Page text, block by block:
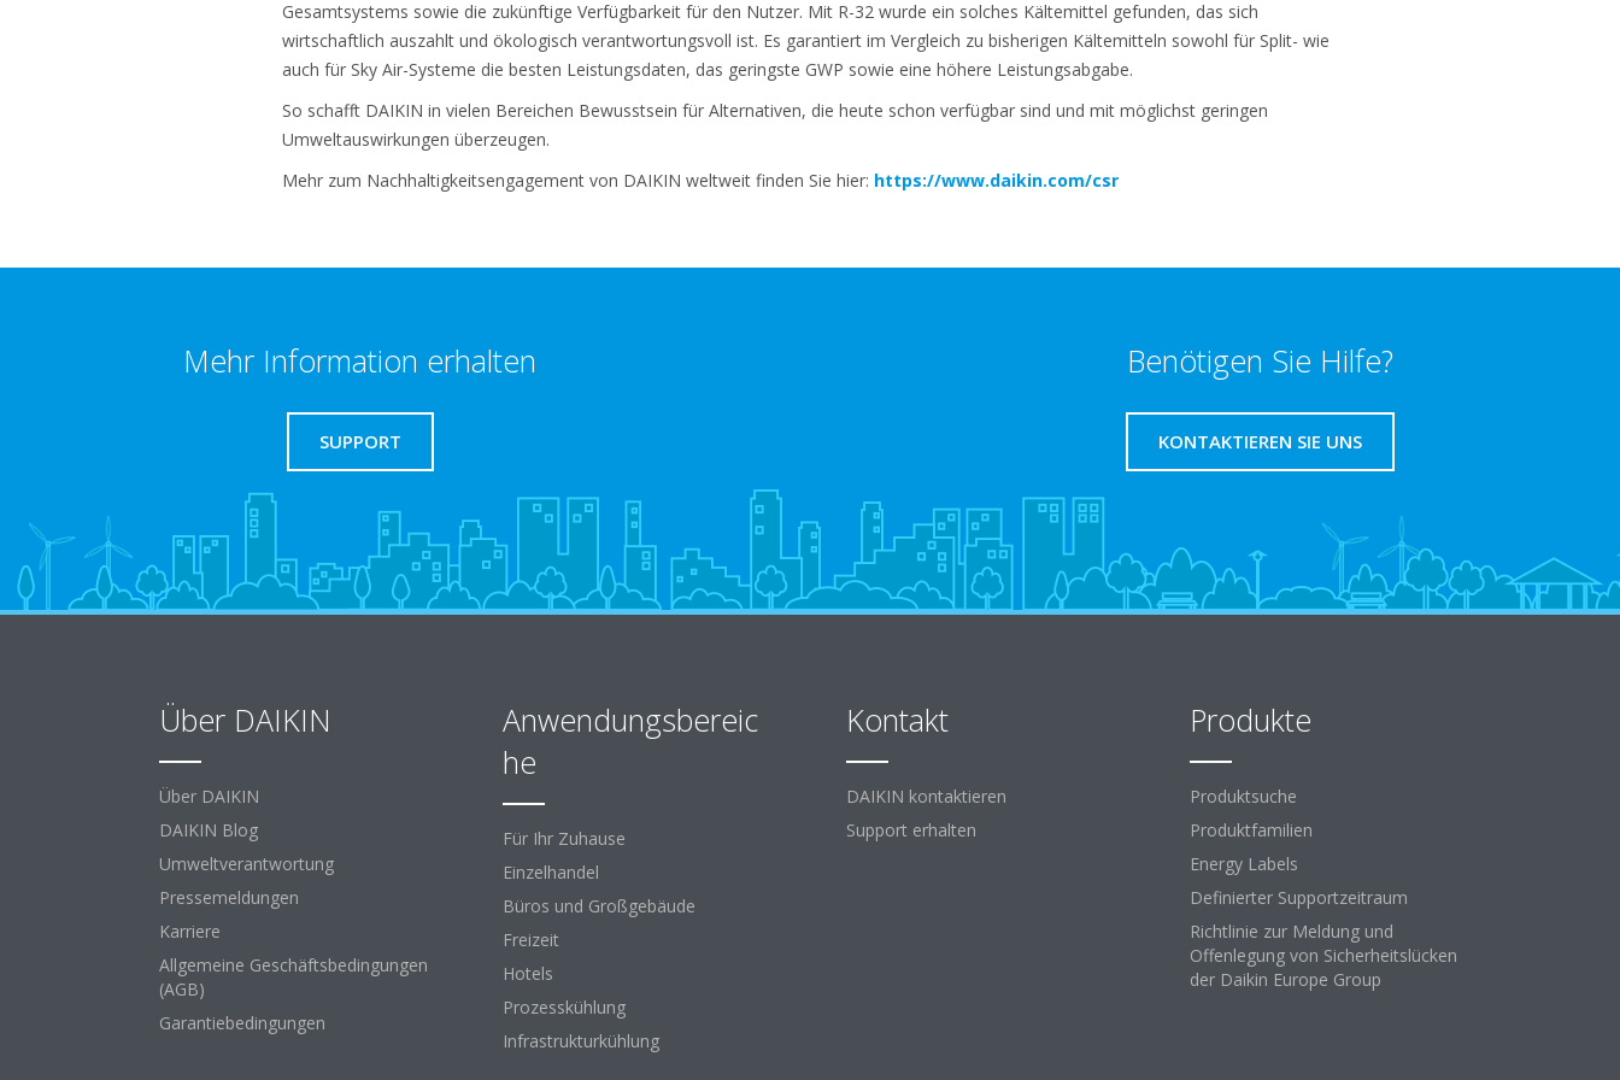
Gesamtsystems sowie die zukünftige Verfügbarkeit für den Nutzer. Mit R-32 wurde ein solches Kältemittel gefunden, das sich
wirtschaftlich auszahlt und ökologisch verantwortungsvoll ist. Es garantiert im Vergleich zu bisherigen Kältemitteln sowohl für Split- wie
auch für Sky Air-Systeme die besten Leistungsdaten, das geringste GWP sowie eine höhere Leistungsabgabe.
So schafft DAIKIN in vielen Bereichen Bewusstsein für Alternativen, die heute schon verfügbar sind und mit möglichst geringen
Umweltauswirkungen überzeugen.
Mehr zum Nachhaltigkeitsengagement von DAIKIN weltweit finden Sie hier: https://www.daikin.com/csr
Mehr Information erhalten
SUPPORT
Benötigen Sie Hilfe?
KONTAKTIEREN SIE UNS
Über DAIKIN
Über DAIKIN
DAIKIN Blog
Umweltverantwortung
Pressemeldungen
Karriere
Allgemeine Geschäftsbedingungen
(AGB)
Garantiebedingungen
Anwendungsbereic
he
Für Ihr Zuhause
Einzelhandel
Büros und Großgebäude
Freizeit
Hotels
Prozesskühlung
Infrastrukturkühlung
Kontakt
DAIKIN kontaktieren
Support erhalten
Produkte
Produktsuche
Produktfamilien
Energy Labels
Definierter Supportzeitraum
Richtlinie zur Meldung und
Offenlegung von Sicherheitslücken
der Daikin Europe Group